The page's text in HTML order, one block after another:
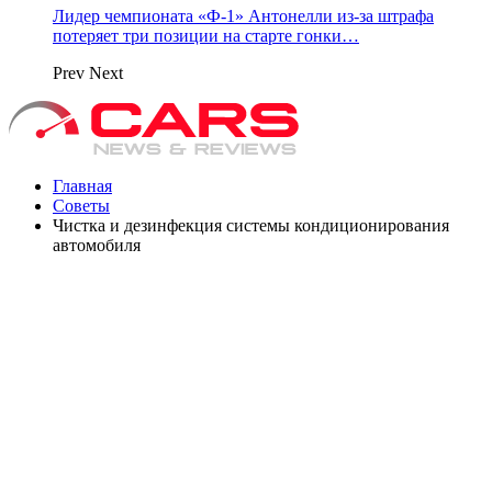
Лидер чемпионата «Ф‑1» Антонелли из‑за штрафа
потеряет три позиции на старте гонки…
Prev Next
Главная
Советы
Чистка и дезинфекция системы кондиционирования
автомобиля